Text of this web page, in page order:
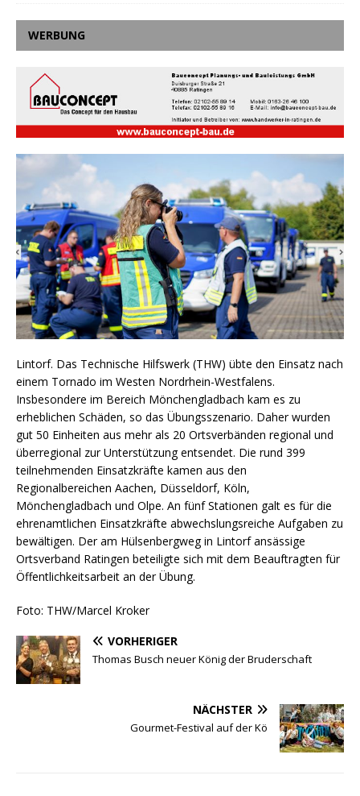
WERBUNG
Lintorf. Das Technische Hilfswerk (THW) übte den Einsatz nach
einem Tornado im Westen Nordrhein-Westfalens.
Insbesondere im Bereich Mönchengladbach kam es zu
erheblichen Schäden, so das Übungsszenario. Daher wurden
gut 50 Einheiten aus mehr als 20 Ortsverbänden regional und
überregional zur Unterstützung entsendet. Die rund 399
teilnehmenden Einsatzkräfte kamen aus den
Regionalbereichen Aachen, Düsseldorf, Köln,
Mönchengladbach und Olpe. An fünf Stationen galt es für die
ehrenamtlichen Einsatzkräfte abwechslungsreiche Aufgaben zu
bewältigen. Der am Hülsenbergweg in Lintorf ansässige
Ortsverband Ratingen beteiligte sich mit dem Beauftragten für
Öffentlichkeitsarbeit an der Übung.
Foto: THW/Marcel Kroker
VORHERIGER
Thomas Busch neuer König der Bruderschaft
NÄCHSTER
Gourmet-Festival auf der Kö